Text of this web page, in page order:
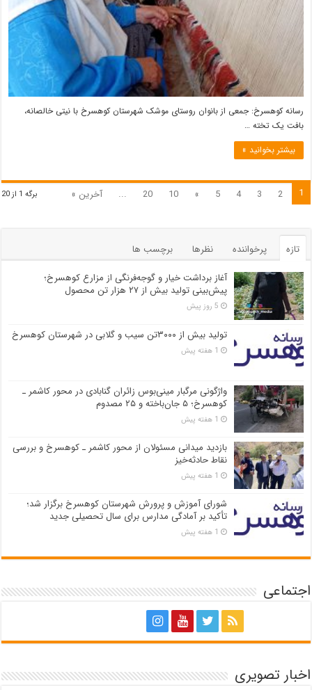
رسانه کوهسرخ: جمعی از بانوان روستای موشک شهرستان کوهسرخ با نیتی خالصانه،
بافت یک تخته …
بیشتر بخوانید »
برگه 1 از 20 1
2
3
4
5
»
10
20
... آخرین »
تازه پرخواننده نظرها
برچسب ها
آغاز برداشت خیار و گوجه‌فرنگی از مزارع کوهسرخ؛
پیش‌بینی تولید بیش از ۲۷ هزار تن محصول
5 روز پیش
تولید بیش از ۳۰۰۰تن سیب و گلابی در شهرستان کوهسرخ
1 هفته پیش
واژگونی مرگبار مینی‌بوس زائران گنابادی در محور کاشمر ـ
کوهسرخ؛ ۵ جان‌باخته و ۲۵ مصدوم
1 هفته پیش
بازدید میدانی مسئولان از محور کاشمر ـ کوهسرخ و بررسی
نقاط حادثه‌خیز
1 هفته پیش
شورای آموزش و پرورش شهرستان کوهسرخ برگزار شد؛
تأکید بر آمادگی مدارس برای سال تحصیلی جدید
1 هفته پیش
اجتماعی
اخبار تصویری